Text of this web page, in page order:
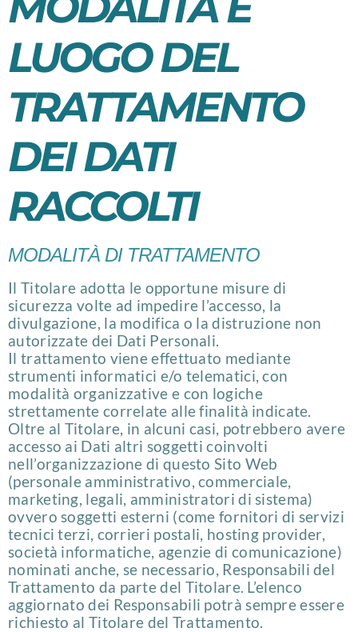
LUOGO DEL
TRATTAMENTO
DEI DATI
RACCOLTI
MODALITÀ DI TRATTAMENTO
Il Titolare adotta le opportune misure di
sicurezza volte ad impedire l’accesso, la
divulgazione, la modifica o la distruzione non
autorizzate dei Dati Personali.
Il trattamento viene effettuato mediante
strumenti informatici e/o telematici, con
modalità organizzative e con logiche
strettamente correlate alle finalità indicate.
Oltre al Titolare, in alcuni casi, potrebbero avere
accesso ai Dati altri soggetti coinvolti
nell’organizzazione di questo Sito Web
(personale amministrativo, commerciale,
marketing, legali, amministratori di sistema)
ovvero soggetti esterni (come fornitori di servizi
tecnici terzi, corrieri postali, hosting provider,
società informatiche, agenzie di comunicazione)
nominati anche, se necessario, Responsabili del
Trattamento da parte del Titolare. L’elenco
aggiornato dei Responsabili potrà sempre essere
richiesto al Titolare del Trattamento.